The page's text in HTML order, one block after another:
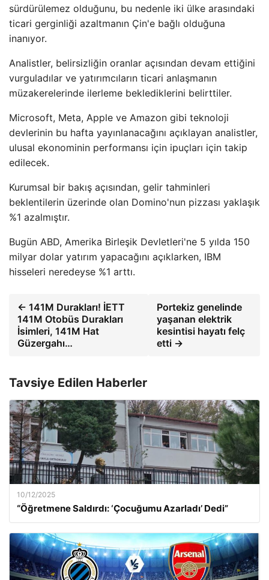
sürdürülemez olduğunu, bu nedenle iki ülke arasındaki
ticari gerginliği azaltmanın Çin'e bağlı olduğuna
inanıyor.
Analistler, belirsizliğin oranlar açısından devam ettiğini
vurguladılar ve yatırımcıların ticari anlaşmanın
müzakerelerinde ilerleme beklediklerini belirttiler.
Microsoft, Meta, Apple ve Amazon gibi teknoloji
devlerinin bu hafta yayınlanacağını açıklayan analistler,
ulusal ekonominin performansı için ipuçları için takip
edilecek.
Kurumsal bir bakış açısından, gelir tahminleri
beklentilerin üzerinde olan Domino'nun pizzası yaklaşık
%1 azalmıştır.
Bugün ABD, Amerika Birleşik Devletleri'ne 5 yılda 150
milyar dolar yatırım yapacağını açıklarken, IBM
hisseleri neredeyse %1 arttı.
← 141M Durakları! İETT
141M Otobüs Durakları
İsimleri, 141M Hat
Güzergahı…
Portekiz genelinde
yaşanan elektrik
kesintisi hayatı felç
etti →
Tavsiye Edilen Haberler
10/12/2025
“Öğretmene Saldırdı: ‘Çocuğumu Azarladı’ Dedi”